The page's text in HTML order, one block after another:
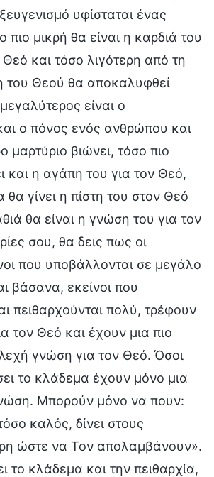
υφίσταται ένας
μικρή θα είναι η καρδιά του
και τόσο λιγότερη από τη
του Θεού θα αποκαλυφθεί
είναι ο
ο πόνος ενός ανθρώπου και
μαρτύριο βιώνει, τόσο πιο
και η αγάπη του για τον Θεό,
θα γίνει η πίστη του στον Θεό
θα είναι η γνώση του για τον
σου, θα δεις πως οι
που υποβάλλονται σε μεγάλο
βάσανα, εκείνοι που
πειθαρχούνται πολύ, τρέφουν
τον Θεό και έχουν μια πιο
γνώση για τον Θεό. Όσοι
το κλάδεμα έχουν μόνο μια
Μπορούν μόνο να πουν:
καλός, δίνει στους
ώστε να Τον απολαμβάνουν».
το κλάδεμα και την πειθαρχία,